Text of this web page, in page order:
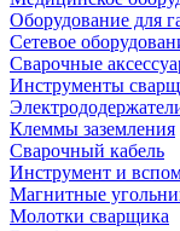
Оборудование для
Сетевое
Сварочные
Инструменты
Клеммы заземления
Сварочный кабель
Инструмент и
Магнитные
Молотки сварщика